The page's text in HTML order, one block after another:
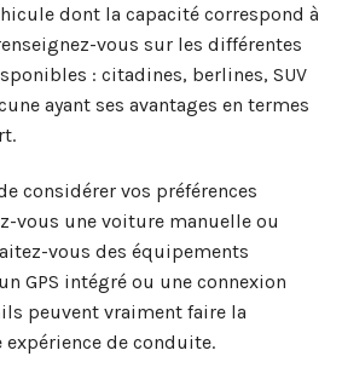
dont la capacité correspond à
vous sur les différentes
: citadines, berlines, SUV
ayant ses avantages en termes
considérer vos préférences
vous une voiture manuelle ou
vous des équipements
GPS intégré ou une connexion
peuvent vraiment faire la
de conduite.